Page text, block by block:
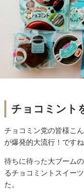
チョコミント
チョコミン党の皆様こ
が爆発的大流行！ですね
待ちに待った大ブーム
るチョコミントスイー
た。